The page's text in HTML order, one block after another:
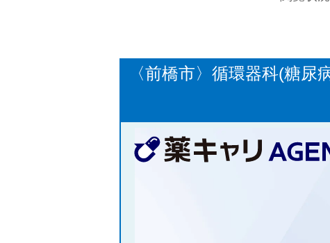
〈前橋市〉循環器科(糖